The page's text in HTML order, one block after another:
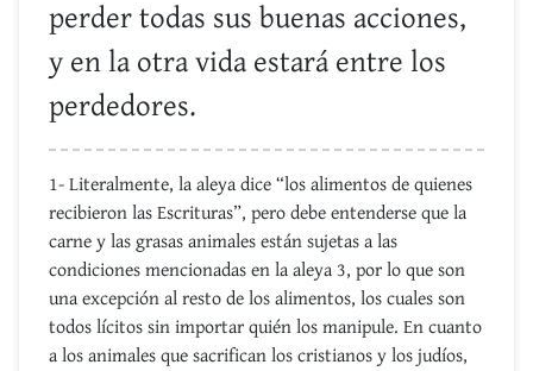
perder todas sus buenas acciones,
y en la otra vida estará entre los
perdedores.
1- Literalmente, la aleya dice “los alimentos de quienes
recibieron las Escrituras”, pero debe entenderse que la
carne y las grasas animales están sujetas a las
condiciones mencionadas en la aleya 3, por lo que son
una excepción al resto de los alimentos, los cuales son
todos lícitos sin importar quién los manipule. En cuanto
a los animales que sacrifican los cristianos y los judíos,